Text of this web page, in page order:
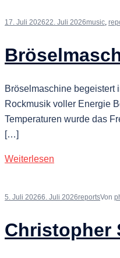
17. Juli 202622. Juli 2026music,
Bröselmaschine begeistert
Rockmusik voller Energie
Temperaturen wurde das
[…]
Weiterlesen
5. Juli 20266. Juli 2026reportsVon
Christopher